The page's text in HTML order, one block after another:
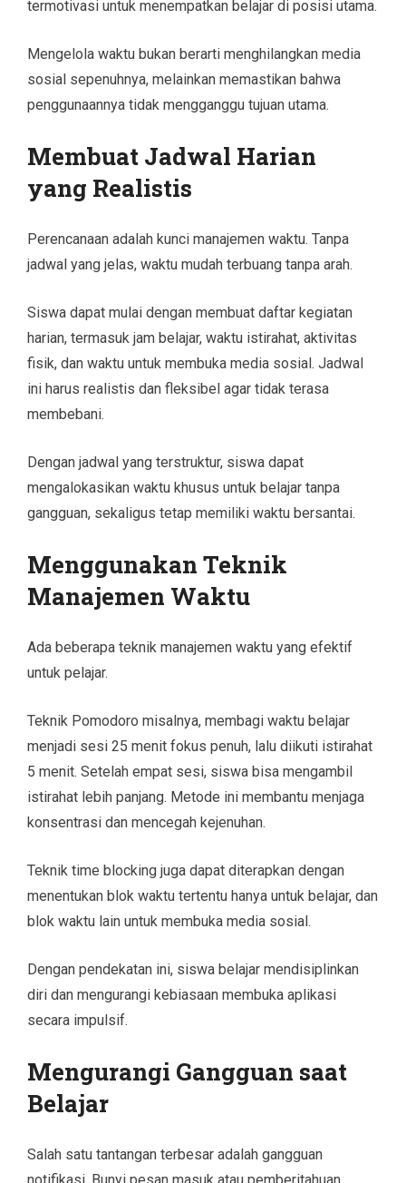
termotivasi untuk menempatkan belajar di posisi utama.
Mengelola waktu bukan berarti menghilangkan media
sosial sepenuhnya, melainkan memastikan bahwa
penggunaannya tidak mengganggu tujuan utama.
Membuat Jadwal Harian
yang Realistis
Perencanaan adalah kunci manajemen waktu. Tanpa
jadwal yang jelas, waktu mudah terbuang tanpa arah.
Siswa dapat mulai dengan membuat daftar kegiatan
harian, termasuk jam belajar, waktu istirahat, aktivitas
fisik, dan waktu untuk membuka media sosial. Jadwal
ini harus realistis dan fleksibel agar tidak terasa
membebani.
Dengan jadwal yang terstruktur, siswa dapat
mengalokasikan waktu khusus untuk belajar tanpa
gangguan, sekaligus tetap memiliki waktu bersantai.
Menggunakan Teknik
Manajemen Waktu
Ada beberapa teknik manajemen waktu yang efektif
untuk pelajar.
Teknik Pomodoro misalnya, membagi waktu belajar
menjadi sesi 25 menit fokus penuh, lalu diikuti istirahat
5 menit. Setelah empat sesi, siswa bisa mengambil
istirahat lebih panjang. Metode ini membantu menjaga
konsentrasi dan mencegah kejenuhan.
Teknik time blocking juga dapat diterapkan dengan
menentukan blok waktu tertentu hanya untuk belajar, dan
blok waktu lain untuk membuka media sosial.
Dengan pendekatan ini, siswa belajar mendisiplinkan
diri dan mengurangi kebiasaan membuka aplikasi
secara impulsif.
Mengurangi Gangguan saat
Belajar
Salah satu tantangan terbesar adalah gangguan